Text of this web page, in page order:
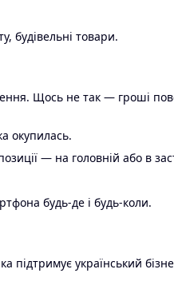
будівельні товари.
Щось не так — гроші
окупилась.
— на головній або в
будь-де і будь-коли.
підтримує український